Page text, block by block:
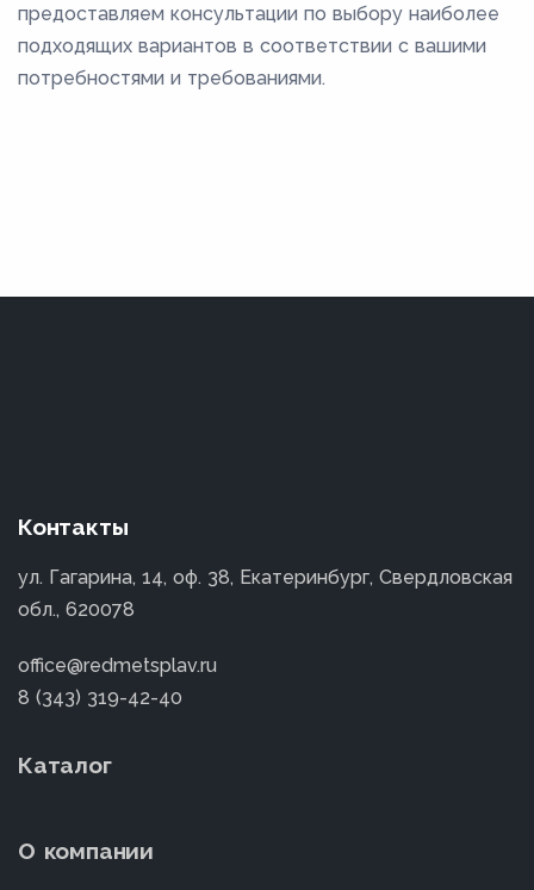
предоставляем консультации по выбору наиболее
подходящих вариантов в соответствии с вашими
потребностями и требованиями.
Контакты
ул. Гагарина, 14, оф. 38, Екатеринбург, Свердловская
обл., 620078
office@redmetsplav.ru
8 (343) 319-42-40
Каталог
О компании